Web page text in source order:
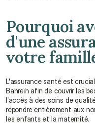
Pourquoi
d'une
votre
L'assurance santé est
Bahreïn afin de couvrir les
l'accès à des soins de
répondre entièrement aux
les enfants et la maternité.